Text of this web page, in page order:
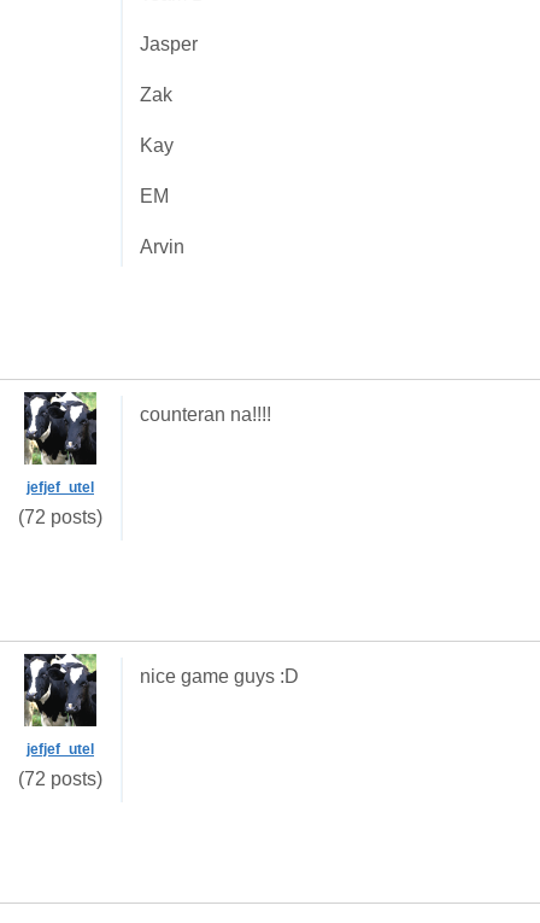
Jasper
Zak
Kay
EM
Arvin
jefjef_utel
(72 posts)
counteran na!!!!
jefjef_utel
(72 posts)
nice game guys :D